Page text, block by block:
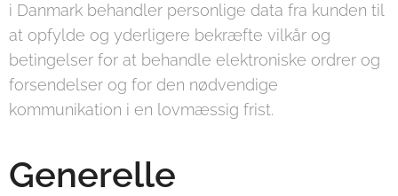
i Danmark behandler personlige data fra kunden til
at opfylde og yderligere bekræfte vilkår og
betingelser for at behandle elektroniske ordrer og
forsendelser og for den nødvendige
kommunikation i en lovmæssig frist.
Generelle